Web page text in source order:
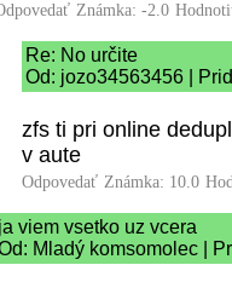
Známka: -2.0
Re: No určite
Od: jozo34563456 |
zfs ti pri online
v aute
Odpovedať Známka: 10.0
ja viem vsetko uz vcera
Mladý komsomolec |